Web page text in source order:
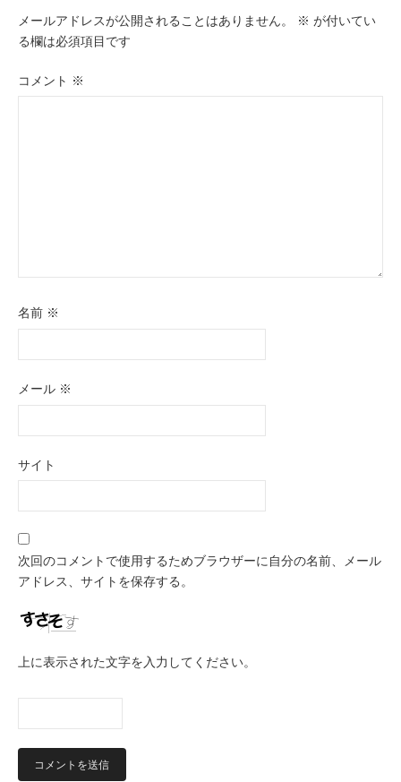
ー
シ
ョ
メールアドレスが公開されることはありません。 ※ が付いてい
る欄は必須項目です
コメント ※
名前 ※
メール ※
サイト
次回のコメントで使用するためブラウザーに自分の名前、メール
アドレス、サイトを保存する。
上に表示された文字を入力してください。